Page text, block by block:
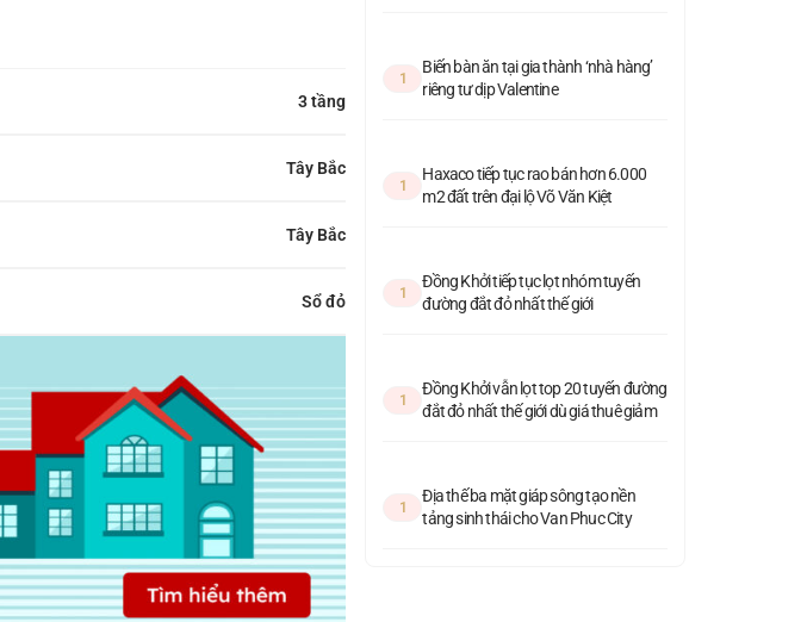
3 tầng
Tây Bắc
Tây Bắc
Sổ đỏ
1
Biến bàn ăn tại gia thành ‘nhà hàng’
riêng tư dịp Valentine
1
Haxaco tiếp tục rao bán hơn 6.000
m2 đất trên đại lộ Võ Văn Kiệt
1
Đồng Khởi tiếp tục lọt nhóm tuyến
đường đắt đỏ nhất thế giới
1
Đồng Khởi vẫn lọt top 20 tuyến đường
đắt đỏ nhất thế giới dù giá thuê giảm
1
Địa thế ba mặt giáp sông tạo nền
tảng sinh thái cho Van Phuc City